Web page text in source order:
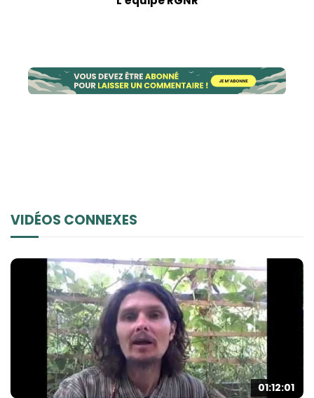
VIDÉOS CONNEXES
01:12:01